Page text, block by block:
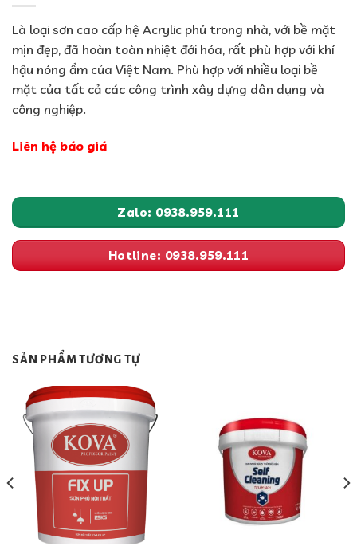
Là loại sơn cao cấp hệ Acrylic phủ trong nhà, với bề mặt
mịn đẹp, đã hoàn toàn nhiệt đới hóa, rất phù hợp với khí
hậu nóng ẩm của Việt Nam. Phù hợp với nhiều loại bề
mặt của tất cả các công trình xây dựng dân dụng và
công nghiệp.
Liên hệ báo giá
Zalo: 0938.959.111
Hotline: 0938.959.111
SẢN PHẨM TƯƠNG TỰ